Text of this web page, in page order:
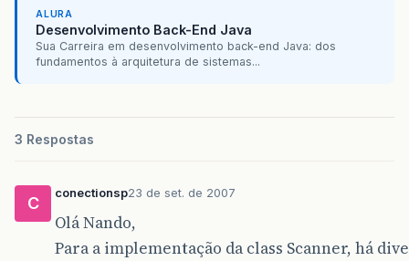
ALURA
Desenvolvimento Back-End Java
Sua Carreira em desenvolvimento back-end Java: dos
fundamentos à arquitetura de sistemas...
3 Respostas
C
conectionsp23 de set. de 2007
Olá Nando,
Para a implementação da class Scanner, há